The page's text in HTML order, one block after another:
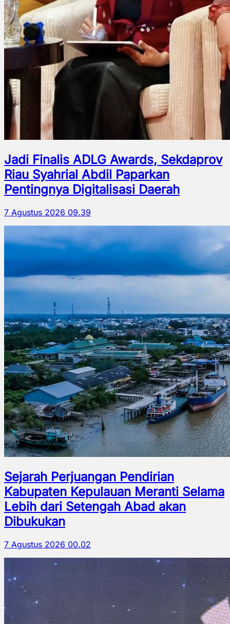
Jadi Finalis ADLG Awards, Sekdaprov
Riau Syahrial Abdil Paparkan
Pentingnya Digitalisasi Daerah
7 Agustus 2026 09.39
Sejarah Perjuangan Pendirian
Kabupaten Kepulauan Meranti Selama
Lebih dari Setengah Abad akan
Dibukukan
7 Agustus 2026 00.02